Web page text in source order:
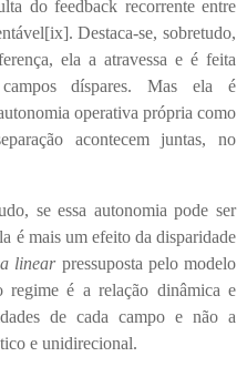
do feedback recorrente entre
[ix]. Destaca-se, sobretudo,
ela a atravessa e é feita
díspares. Mas ela é
operativa própria como
acontecem juntas, no
se essa autonomia pode ser
é mais um efeito da disparidade
linearpressuposta pelo modelo
é a relação dinâmica e
de cada campo e não a
e unidirecional.